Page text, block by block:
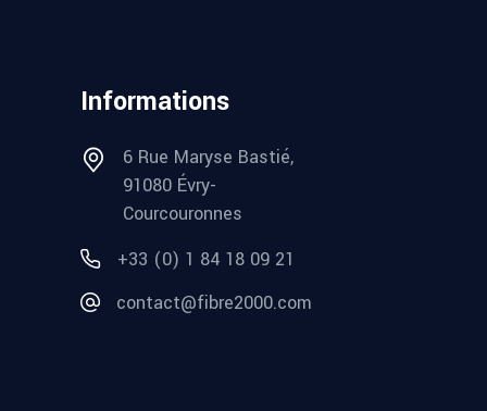
Informations
6 Rue Maryse Bastié,
91080 Évry-
Courcouronnes
+33 (0) 1 84 18 09 21
contact@fibre2000.com